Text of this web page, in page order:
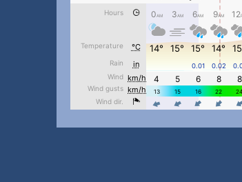
#PipIvanWeather
...
pimrec_project